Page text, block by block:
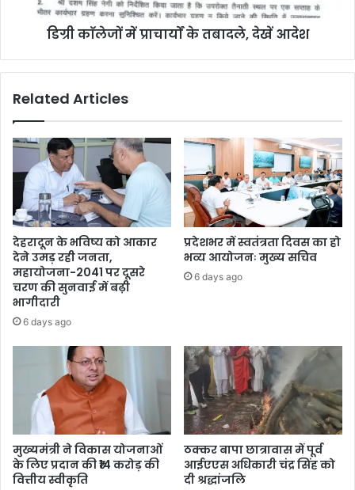
डिग्री काॅलेजों में प्राचार्यों के तबादले, देखें आदेश
Related Articles
देहरादून के भविष्य को आकार
देने उमड़ रही जनता,
महायोजना-2041 पर दूसरे
चरण की सुनवाई में बढ़ी
भागीदारी
6 days ago
प्रदेशभर में स्वतंत्रता दिवस का हो
भव्य आयोजनः मुख्य सचिव
6 days ago
मुख्यमंत्री ने विकास योजनाओं
के लिए प्रदान की ₹14 करोड़ की
वित्तीय स्वीकृति
ठक्कर बापा छात्रावास में पूर्व
आईएएस अधिकारी चंद्र सिंह को
दी श्रद्धांजलि